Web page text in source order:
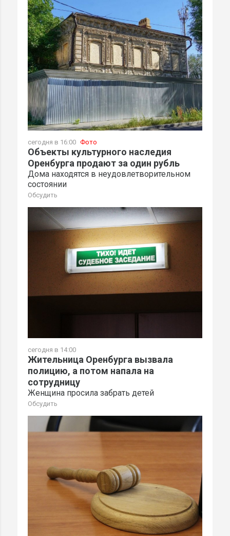
сегодня в 16:00 Фото
Объекты культурного наследия
Оренбурга продают за один рубль
Дома находятся в неудовлетворительном
состоянии
Обсудить
сегодня в 14:00
Жительница Оренбурга вызвала
полицию, а потом напала на
сотрудницу
Женщина просила забрать детей
Обсудить